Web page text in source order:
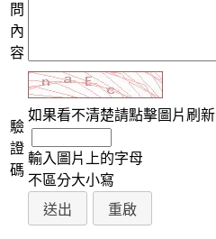
問
內
容
驗
證
碼
如果看不清楚請點擊圖片刷新
輸入圖片上的字母
不區分大小寫